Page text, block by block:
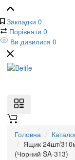
Закладки 0
Порівняти 0
Ви дивилися 0
Головна
Ящик 24шт/
(Чорний SA-313)